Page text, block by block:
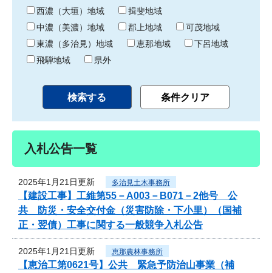
り 西濃（大垣）地域
揖斐地域
中濃（美濃）地域
郡上地域
可茂地域
東濃（多治見）地域
恵那地域
下呂地域
飛騨地域
県外
入札公告一覧
2025年1月21日更新 多治見土木事務所
【建設工事】工維第55－A003－B071－2他号 公
共 防災・安全交付金（災害防除・下小里）（国補
正・翌債）工事に関する一般競争入札公告
2025年1月21日更新 恵那農林事務所
【恵治工第0621号】公共 緊急予防治山事業（補